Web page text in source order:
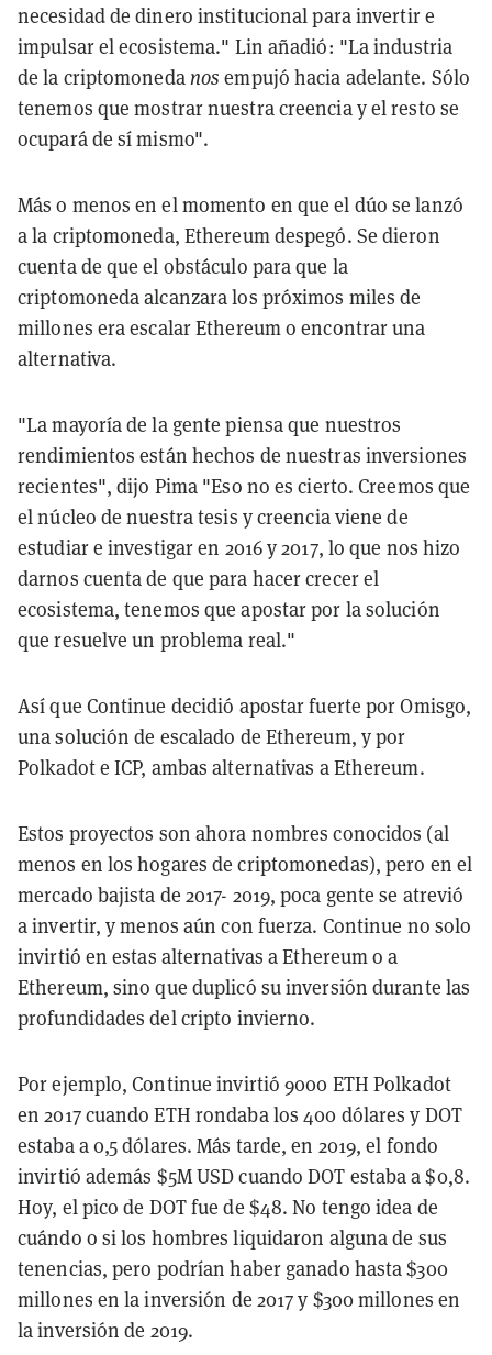
necesidad de dinero institucional para invertir e
impulsar el ecosistema." Lin añadió: "La industria
de la criptomonedanos empujó hacia adelante. Sólo
tenemos que mostrar nuestra creencia y el resto se
ocupará de sí mismo".
Más o menos en el momento en que el dúo se lanzó
a la criptomoneda, Ethereum despegó. Se dieron
cuenta de que el obstáculo para que la
criptomoneda alcanzara los próximos miles de
millones era escalar Ethereum o encontrar una
alternativa.
"La mayoría de la gente piensa que nuestros
rendimientos están hechos de nuestras inversiones
recientes", dijo Pima "Eso no es cierto. Creemos que
el núcleo de nuestra tesis y creencia viene de
estudiar e investigar en 2016 y 2017, lo que nos hizo
darnos cuenta de que para hacer crecer el
ecosistema, tenemos que apostar por la solución
que resuelve un problema real."
Así que Continue decidió apostar fuerte por Omisgo,
una solución de escalado de Ethereum, y por
Polkadot e ICP, ambas alternativas a Ethereum.
Estos proyectos son ahora nombres conocidos (al
menos en los hogares de criptomonedas), pero en el
mercado bajista de 2017- 2019, poca gente se atrevió
a invertir, y menos aún con fuerza. Continue no solo
invirtió en estas alternativas a Ethereum o a
Ethereum, sino que duplicó su inversión durante las
profundidades del cripto invierno.
Por ejemplo, Continue invirtió 9000 ETH Polkadot
en 2017 cuando ETH rondaba los 400 dólares y DOT
estaba a 0,5 dólares. Más tarde, en 2019, el fondo
invirtió además $5M USD cuando DOT estaba a $0,8.
Hoy, el pico de DOT fue de $48. No tengo idea de
cuándo o si los hombres liquidaron alguna de sus
tenencias, pero podrían haber ganado hasta $300
millones en la inversión de 2017 y $300 millones en
la inversión de 2019.